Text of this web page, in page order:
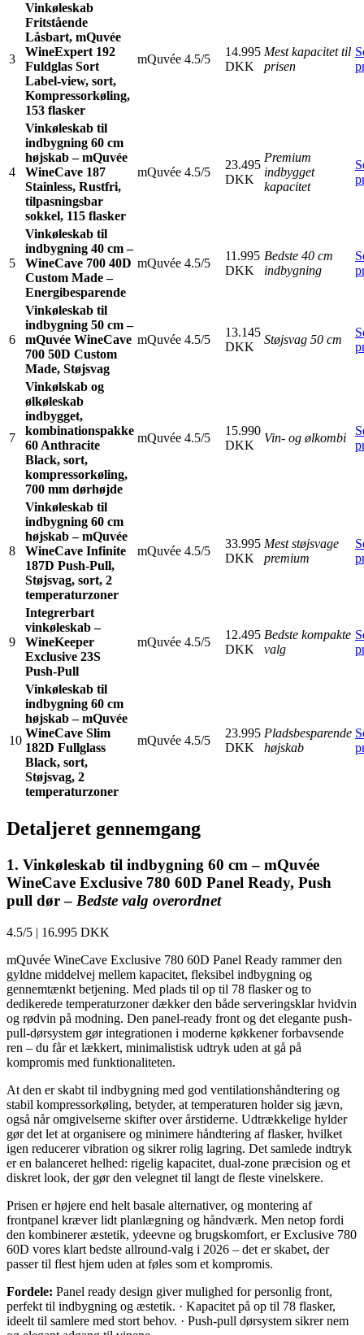
3
Vinkøleskab
Fritstående
Låsbart, mQuvée
WineExpert 192
Fuldglas Sort
Label-view, sort,
Kompressorkøling,
153 flasker
mQuvée 4.5/5
14.995
DKK
Mest kapacitet til
prisen
4
Vinkøleskab til
indbygning 60 cm
højskab – mQuvée
WineCave 187
Stainless, Rustfri,
tilpasningsbar
sokkel, 115 flasker
mQuvée 4.5/5
23.495
DKK
Premium
indbygget
kapacitet
5
Vinkøleskab til
indbygning 40 cm –
WineCave 700 40D
Custom Made –
Energibesparende
mQuvée 4.5/5
11.995
DKK
Bedste 40 cm
indbygning
6
Vinkøleskab til
indbygning 50 cm –
mQuvée WineCave
700 50D Custom
Made, Støjsvag
mQuvée 4.5/5
13.145
DKK
Støjsvag 50 cm
7
Vinkølskab og
ølkøleskab
indbygget,
kombinationspakke
60 Anthracite
Black, sort,
kompressorkøling,
700 mm dørhøjde
mQuvée 4.5/5
15.990
DKK
Vin- og ølkombi
8
Vinkøleskab til
indbygning 60 cm
højskab – mQuvée
WineCave Infinite
187D Push-Pull,
Støjsvag, sort, 2
temperaturzoner
mQuvée 4.5/5
33.995
DKK
Mest støjsvage
premium
9
Integrerbart
vinkøleskab –
WineKeeper
Exclusive 23S
Push-Pull
mQuvée 4.5/5
12.495
DKK
Bedste kompakte
valg
10
Vinkøleskab til
indbygning 60 cm
højskab – mQuvée
WineCave Slim
182D Fullglass
Black, sort,
Støjsvag, 2
temperaturzoner
mQuvée 4.5/5
23.995
DKK
Pladsbesparende
højskab
Detaljeret gennemgang
1. Vinkøleskab til indbygning 60 cm – mQuvée
WineCave Exclusive 780 60D Panel Ready, Push
pull dør – Bedste valg overordnet
4.5/5 | 16.995 DKK
mQuvée WineCave Exclusive 780 60D Panel Ready rammer den
gyldne middelvej mellem kapacitet, fleksibel indbygning og
gennemtænkt betjening. Med plads til op til 78 flasker og to
dedikerede temperaturzoner dækker den både serveringsklar hvidvin
og rødvin på modning. Den panel-ready front og det elegante push-
pull-dørsystem gør integrationen i moderne køkkener forbavsende
ren – du får et lækkert, minimalistisk udtryk uden at gå på
kompromis med funktionaliteten.
At den er skabt til indbygning med god ventilationshåndtering og
stabil kompressorkøling, betyder, at temperaturen holder sig jævn,
også når omgivelserne skifter over årstiderne. Udtrækkelige hylder
gør det let at organisere og minimere håndtering af flasker, hvilket
igen reducerer vibration og sikrer rolig lagring. Det samlede indtryk
er en balanceret helhed: rigelig kapacitet, dual-zone præcision og et
diskret look, der gør den velegnet til langt de fleste vinelskere.
Prisen er højere end helt basale alternativer, og montering af
frontpanel kræver lidt planlægning og håndværk. Men netop fordi
den kombinerer æstetik, ydeevne og brugskomfort, er Exclusive 780
60D vores klart bedste allround-valg i 2026 – det er skabet, der
passer til flest hjem uden at føles som et kompromis.
Fordele: Panel ready design giver mulighed for personlig front,
perfekt til indbygning og æstetik. · Kapacitet på op til 78 flasker,
ideelt til samlere med stort behov. · Push-pull dørsystem sikrer nem